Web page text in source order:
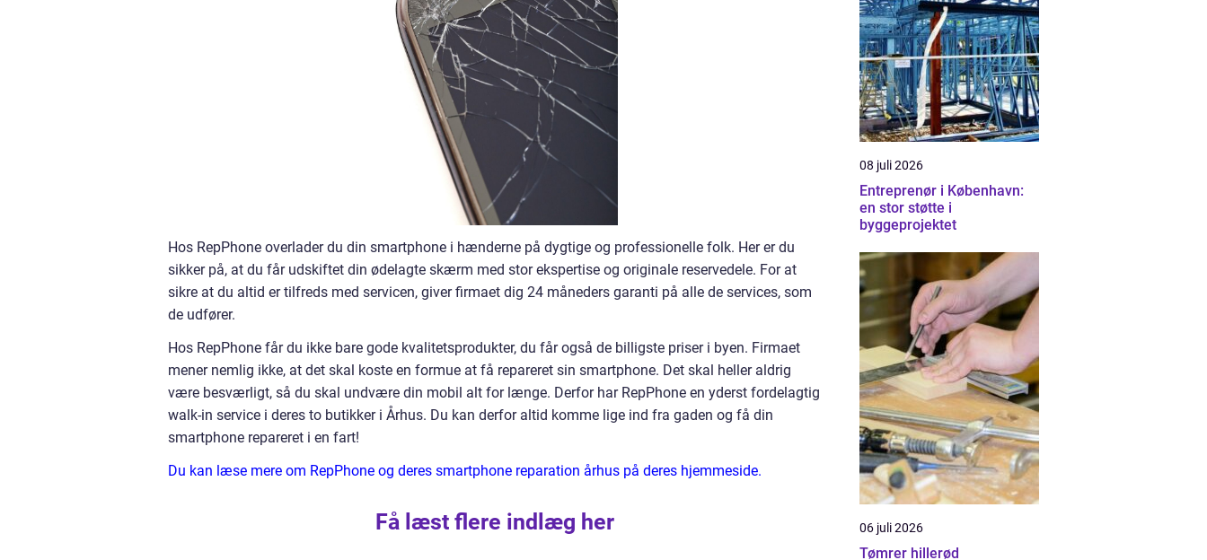
Hos RepPhone overlader du din smartphone i hænderne på dygtige og professionelle folk. Her er du
sikker på, at du får udskiftet din ødelagte skærm med stor ekspertise og originale reservedele. For at
sikre at du altid er tilfreds med servicen, giver firmaet dig 24 måneders garanti på alle de services, som
de udfører.
Hos RepPhone får du ikke bare gode kvalitetsprodukter, du får også de billigste priser i byen. Firmaet
mener nemlig ikke, at det skal koste en formue at få repareret sin smartphone. Det skal heller aldrig
være besværligt, så du skal undvære din mobil alt for længe. Derfor har RepPhone en yderst fordelagtig
walk-in service i deres to butikker i Århus. Du kan derfor altid komme lige ind fra gaden og få din
smartphone repareret i en fart!
Du kan læse mere om RepPhone og deres smartphone reparation århus på deres hjemmeside.
Få læst flere indlæg her
08 juli 2026
Entreprenør i København:
en stor støtte i
byggeprojektet
06 juli 2026
Tømrer hillerød